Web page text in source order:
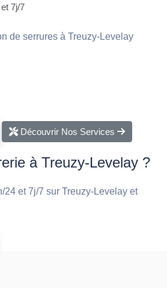
7j/7
de serrures à Treuzy-Levelay
Découvrir Nos Services
à Treuzy-Levelay ?
24 et 7j/7 sur Treuzy-Levelay et